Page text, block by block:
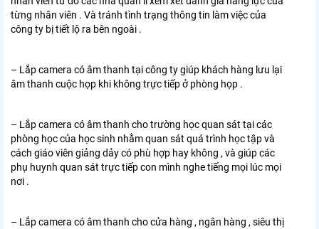
từng nhân viên . Và tránh tình trạng thông tin làm việc của
công ty bị tiết lộ ra bên ngoài .
– Lắp camera có âm thanh tại công ty giúp khách hàng lưu lại
âm thanh cuộc họp khi không trực tiếp ở phòng họp .
– Lắp camera có âm thanh cho trường học quan sát tại các
phòng học của học sinh nhằm quan sát quá trình học tập và
cách giáo viên giảng dảy có phù hợp hay không , và giúp các
phụ huynh quan sát trực tiếp con mình nghe tiếng mọi lúc mọi
nơi .
– Lắp camera có âm thanh cho cửa hàng , ngân hàng , siêu thị